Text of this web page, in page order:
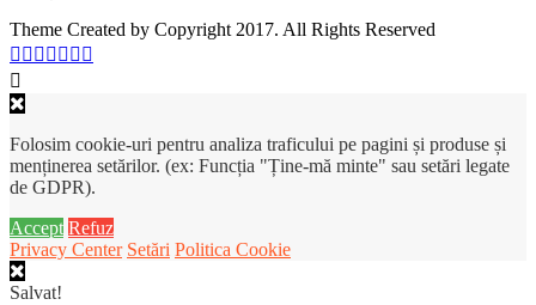
Theme Created by Copyright 2017. All Rights Reserved
Folosim cookie-uri pentru analiza traficului pe pagini și produse și
menținerea setărilor. (ex: Funcția "Ține-mă minte" sau setări legate
de GDPR).
Accept Refuz
Privacy Center Setări Politica Cookie
Salvat!